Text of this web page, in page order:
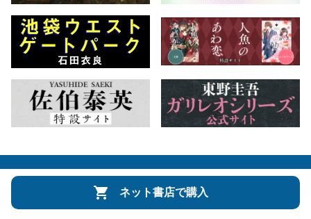
ネット書店で購入
会社概要 自費出版のご案内 お問合せ
株式会社文藝春秋 文春オンライン Number Web
Copyright © Bungeishunju Ltd.